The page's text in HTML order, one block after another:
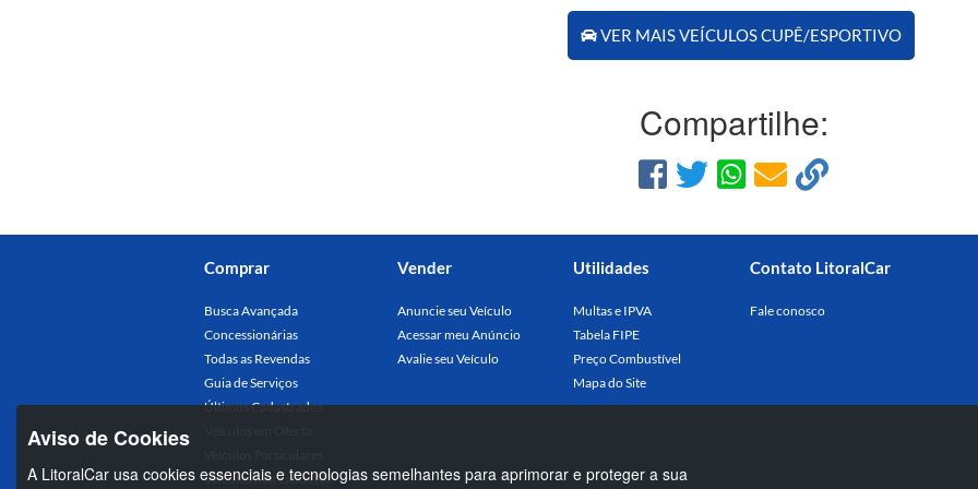
VER MAIS VEÍCULOS CUPÊ/ESPORTIVO
Compartilhe:
Comprar
Busca Avançada
Concessionárias
Todas as Revendas
Guia de Serviços
Últimos Cadastrados
Veículos Marcados (0)
Vender
Anuncie seu Veículo
Acessar meu Anúncio
Avalie seu Veículo
Utilidades
Multas e IPVA
Tabela FIPE
Preço Combustível
Mapa do Site
Contato LitoralCar
Fale conosco
Aviso de Cookies
A LitoralCar usa cookies essenciais e tecnologias semelhantes para aprimorar e proteger a sua